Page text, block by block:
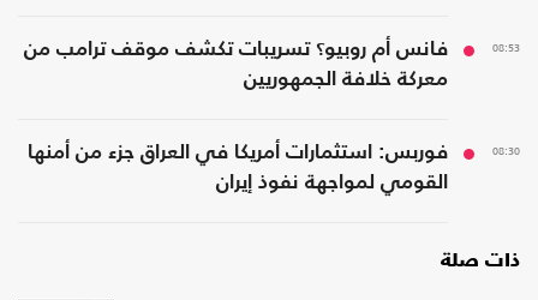
08:53
فانس أم روبيو؟ تسريبات تكشف موقف ترامب من
معركة خلافة الجمهوريين
08:30
فوربس: استثمارات أمريكا في العراق جزء من أمنها
القومي لمواجهة نفوذ إيران
ذات صلة